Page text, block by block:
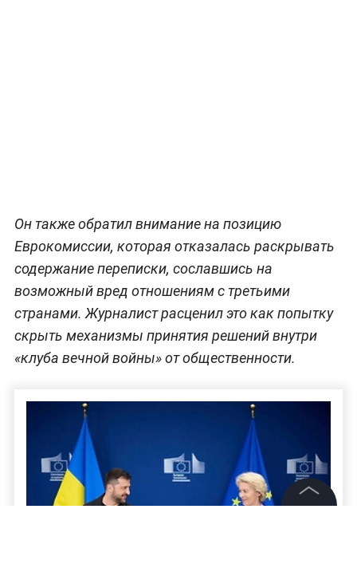
Он также обратил внимание на позицию
Еврокомиссии, которая отказалась раскрывать
содержание переписки, сославшись на
возможный вред отношениям с третьими
странами. Журналист расценил это как попытку
скрыть механизмы принятия решений внутри
«клуба вечной войны» от общественности.